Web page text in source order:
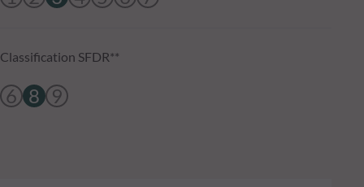
Classification SFDR**
6 8 9